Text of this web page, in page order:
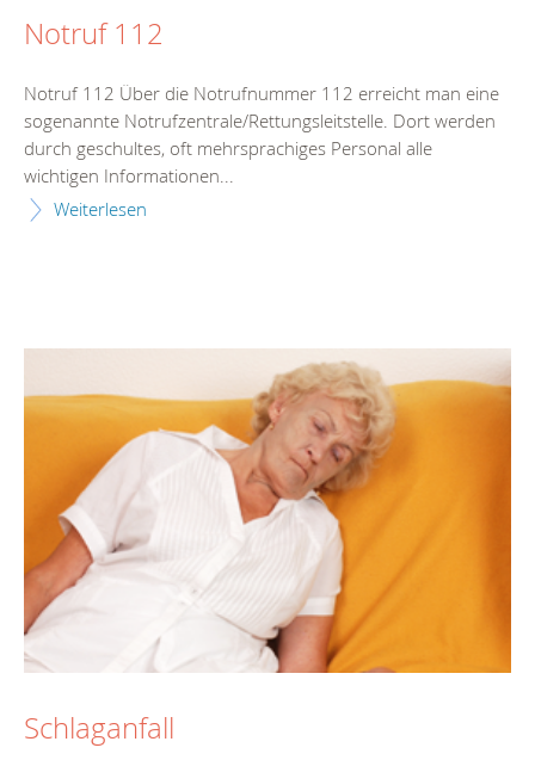
Notruf 112
Notruf 112 Über die Notrufnummer 112 erreicht man eine
sogenannte Notrufzentrale/Rettungsleitstelle. Dort werden
durch geschultes, oft mehrsprachiges Personal alle
wichtigen Informationen...
Weiterlesen
Schlaganfall